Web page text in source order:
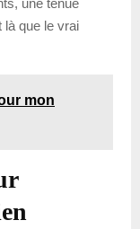
là que le vrai
mon